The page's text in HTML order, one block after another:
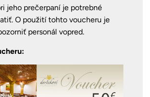
jeho prečerpaní je potrebné
O použití tohto voucheru je
personál vopred.